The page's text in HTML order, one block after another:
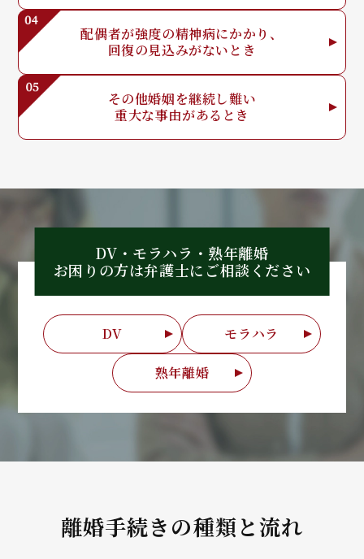
配偶者が強度の精神病にかかり、
回復の見込みがないとき
その他婚姻を継続し難い
重大な事由があるとき
DV・モラハラ・熟年離婚
お困りの方は弁護士に ご相談ください
DV モラハラ
熟年離婚
離婚手続きの種類と流れ